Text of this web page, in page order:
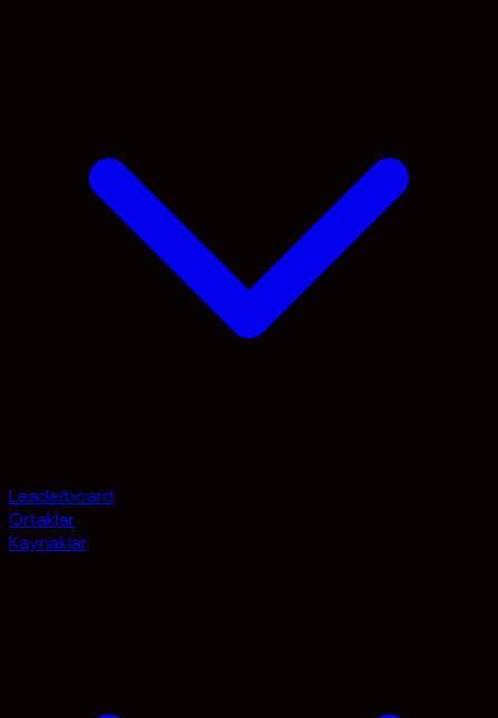
Leaderboard
Ortaklar
Kaynaklar